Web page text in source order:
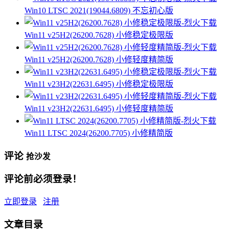
Win10 LTSC 2021(19044.6809) 不忘初心版
Win11 v25H2(26200.7628) 小修稳定极限版
Win11 v25H2(26200.7628) 小修轻度精简版
Win11 v23H2(22631.6495) 小修稳定极限版
Win11 v23H2(22631.6495) 小修轻度精简版
Win11 LTSC 2024(26200.7705) 小修精简版
评论 抢沙发
评论前必须登录！
立即登录 注册
文章目录